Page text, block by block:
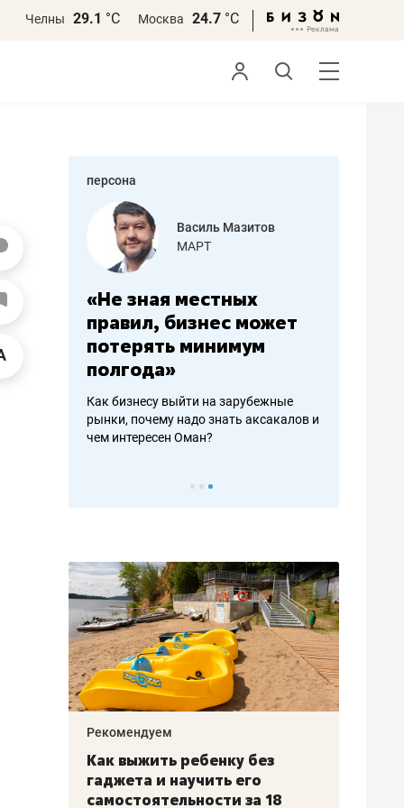
Челны 29.1 °С Москва 24.7 °С
персона
работа
Василь Мазитов
МАРТ
«Не зная местных
правил, бизнес может
потерять минимум
полгода»
Как бизнесу выйти на зарубежные
рынки, почему надо знать аксакалов и
чем интересен Оман?
Рекомендуем
Как выжить ребенку без
гаджета и научить его
самостоятельности за 18